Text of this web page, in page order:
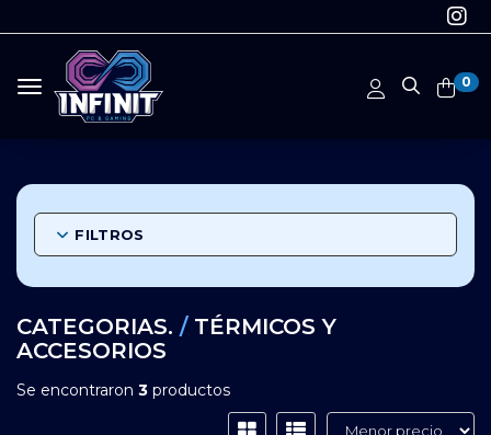
0
Toggle navigation
FILTROS
CATEGORIAS. / TÉRMICOS Y
ACCESORIOS
Se encontraron 3 productos